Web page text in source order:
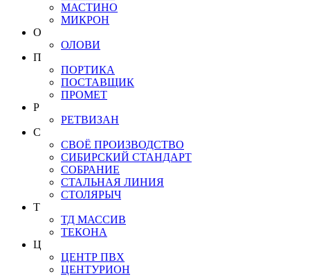
МАСТИНО
МИКРОН
О
ОЛОВИ
П
ПОРТИКА
ПОСТАВЩИК
ПРОМЕТ
Р
РЕТВИЗАН
С
СВОЁ ПРОИЗВОДСТВО
СИБИРСКИЙ СТАНДАРТ
СОБРАНИЕ
СТАЛЬНАЯ ЛИНИЯ
СТОЛЯРЫЧ
Т
ТД МАССИВ
ТЕКОНА
Ц
ЦЕНТР ПВХ
ЦЕНТУРИОН